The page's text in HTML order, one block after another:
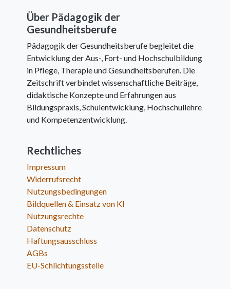
Über Pädagogik der
Gesundheitsberufe
Pädagogik der Gesundheitsberufe begleitet die
Entwicklung der Aus-, Fort- und Hochschulbildung
in Pflege, Therapie und Gesundheitsberufen. Die
Zeitschrift verbindet wissenschaftliche Beiträge,
didaktische Konzepte und Erfahrungen aus
Bildungspraxis, Schulentwicklung, Hochschullehre
und Kompetenzentwicklung.
Rechtliches
Impressum
Widerrufsrecht
Nutzungsbedingungen
Bildquellen & Einsatz von KI
Nutzungsrechte
Datenschutz
Haftungsausschluss
AGBs
EU-Schlichtungsstelle